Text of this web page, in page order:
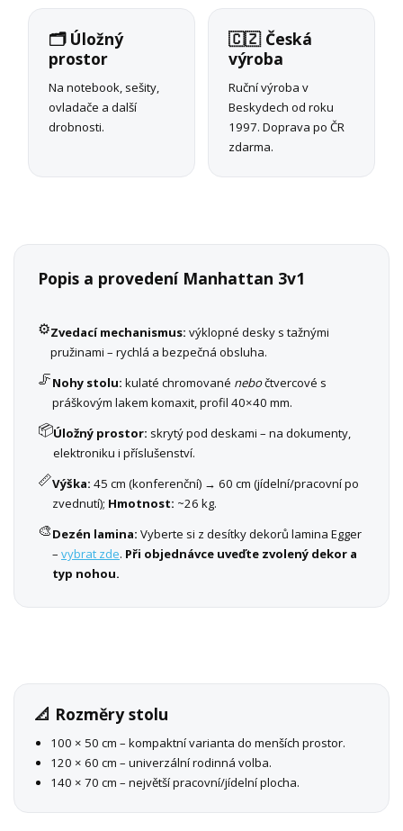
🗂️ Úložný
prostor
Na notebook, sešity,
ovladače a další
drobnosti.
🇨🇿 Česká
výroba
Ruční výroba v
Beskydech od roku
1997. Doprava po ČR
zdarma.
Popis a provedení Manhattan 3v1
⚙️Zvedací mechanismus: výklopné desky s tažnými
pružinami – rychlá a bezpečná obsluha.
🦵Nohy stolu: kulaté chromované nebočtvercové s
práškovým lakem komaxit, profil 40×40 mm.
📦Úložný prostor: skrytý pod deskami – na dokumenty,
elektroniku i příslušenství.
📏Výška: 45 cm (konferenční) → 60 cm (jídelní/pracovní po
zvednutí); Hmotnost: ~26 kg.
🎨Dezén lamina: Vyberte si z desítky dekorů lamina Egger
– vybrat zde. Při objednávce uveďte zvolený dekor a
typ nohou.
📐 Rozměry stolu
100 × 50 cm – kompaktní varianta do menších prostor.
120 × 60 cm – univerzální rodinná volba.
140 × 70 cm – největší pracovní/jídelní plocha.